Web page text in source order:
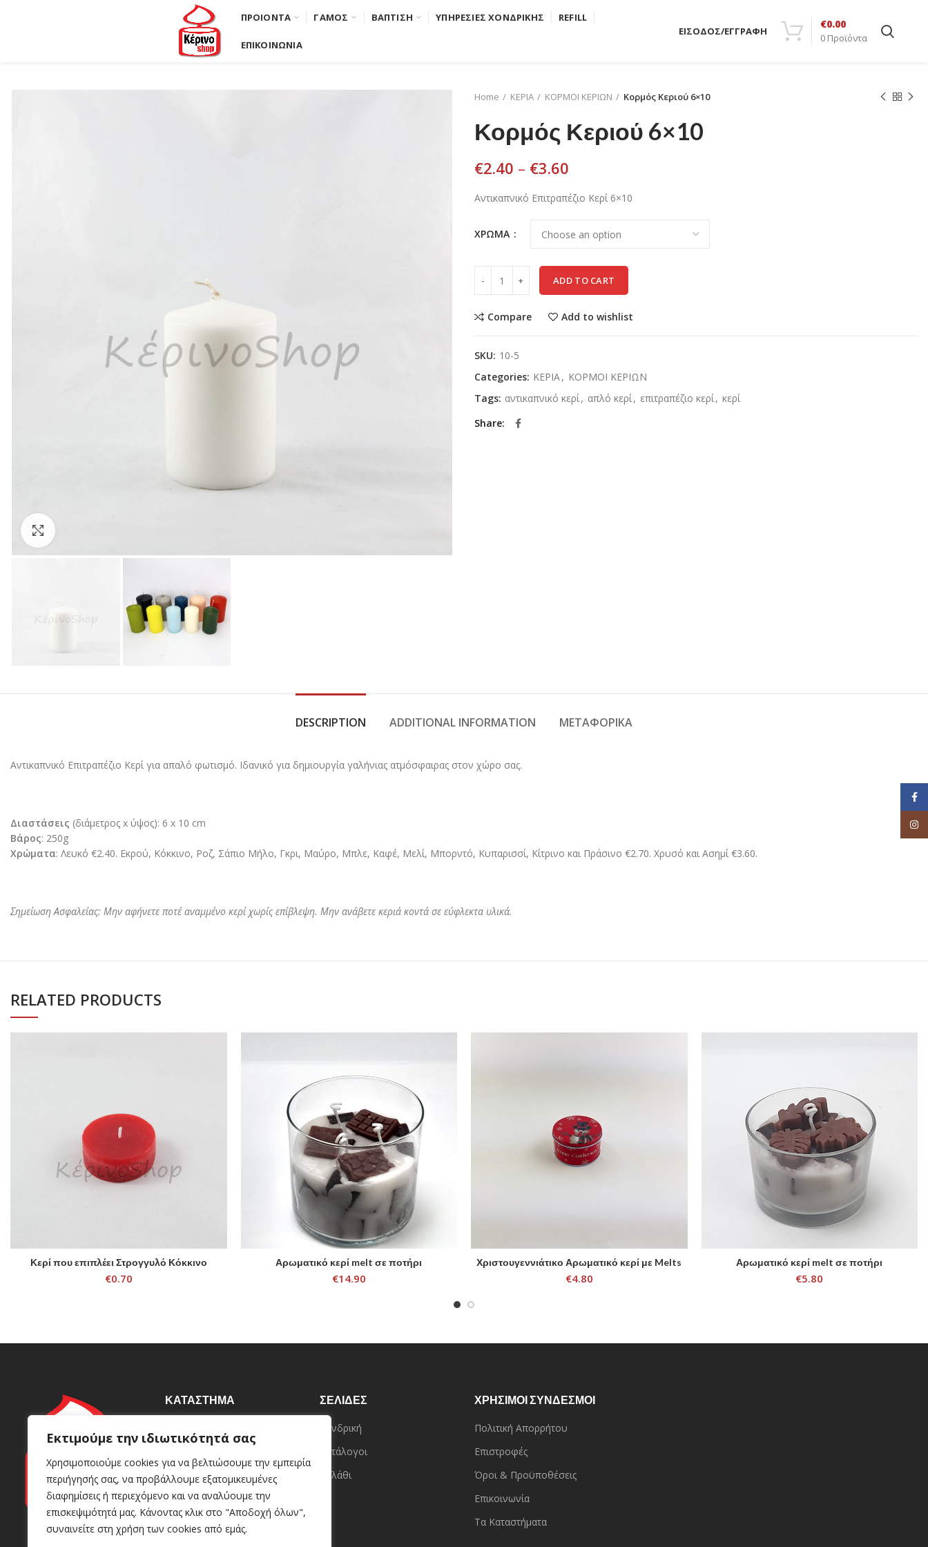
Εκτιμούμε την ιδιωτικότητά σας
Χρησιμοποιούμε cookies για να βελτιώσουμε την εμπειρία
περιήγησής σας, να προβάλλουμε εξατομικευμένες
διαφημίσεις ή περιεχόμενο και να αναλύουμε την
επισκεψιμότητά μας. Κάνοντας κλικ στο "Αποδοχή όλων",
συναινείτε στη χρήση των cookies από εμάς.
ΠΡΟΙΟΝΤΑ ΓΑΜΟΣ ΒΑΠΤΙΣΗ ΥΠΗΡΕΣΙΕΣ ΧΟΝΔΡΙΚΗΣ REFILL
ΕΠΙΚΟΙΝΩΝΙΑ
ΕΙΣΟΔΟΣ/ΕΓΓΡΑΦΗ
0 Προϊόντα
€0.00
Home ΚΕΡΙΑ ΚΟΡΜΟΙ ΚΕΡΙΩΝ Κορμός Κεριού 6×10
Κορμός Κεριού 6×10
€2.40 – €3.60
Αντικαπνικό Επιτραπέζιο Κερί 6×10
ΧΡΩΜΑ
ADD TO CART
Compare Add to wishlist
SKU: 10-5
Categories: ΚΕΡΙΑ, ΚΟΡΜΟΙ ΚΕΡΙΩΝ
Tags: αντικαπνικό κερί, απλό κερί, επιτραπέζιο κερί, κερί
Share
DESCRIPTION ADDITIONAL INFORMATION ΜΕΤΑΦΟΡΙΚΆ
Αντικαπνικό Επιτραπέζιο Κερί για απαλό φωτισμό. Ιδανικό για δημιουργία γαλήνιας ατμόσφαιρας στον χώρο σας.
Διαστάσεις (διάμετρος x ύψος): 6 x 10 cm
Βάρος: 250g
Χρώματα: Λευκό €2.40. Εκρού, Κόκκινο, Ροζ, Σάπιο Μήλο, Γκρι, Μαύρο, Μπλε, Καφέ, Μελί, Μπορντό, Κυπαρισσί, Κίτρινο και Πράσινο €2.70. Χρυσό και Ασημί €3.60.
Σημείωση Ασφαλείας: Μην αφήνετε ποτέ αναμμένο κερί χωρίς επίβλεψη. Μην ανάβετε κεριά κοντά σε εύφλεκτα υλικά.
RELATED PRODUCTS
ADD TO CART
Κερί που επιπλέει Στρογγυλό Κόκκινο
€0.70
SELECT OPTIONS
Αρωματικό κερί melt σε ποτήρι
€14.90
ADD TO CART
Χριστουγεννιάτικο Αρωματικό κερί με Melts
€4.80
SELECT OPTIONS
Αρωματικό κερί melt σε ποτήρι
€5.80
ΚΑΤΆΣΤΗΜΑ
72
+30 210 95 98 049
+30 693 81 86 613
info@kerinoshop.gr
ΣΕΛΙΔΕΣ
Χονδρική
Κατάλογοι
Καλάθι
ΧΡΗΣΙΜΟΙ ΣΥΝΔΕΣΜΟΙ
Πολιτική Απορρήτου
Επιστροφές
Όροι & Προϋποθέσεις
Επικοινωνία
Τα Καταστήματα